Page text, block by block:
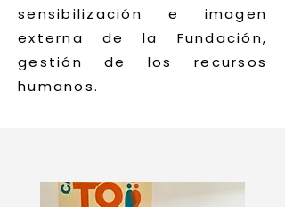
sensibilización e imagen
externa de la Fundación,
gestión de los recursos
humanos.